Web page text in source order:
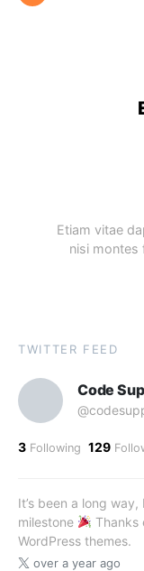
Etiam vitae
nisi montes
TWITTER FEED
Code
3 Following 129
It’s been a long
milestone
Thanks
WordPress themes.
over a year ago